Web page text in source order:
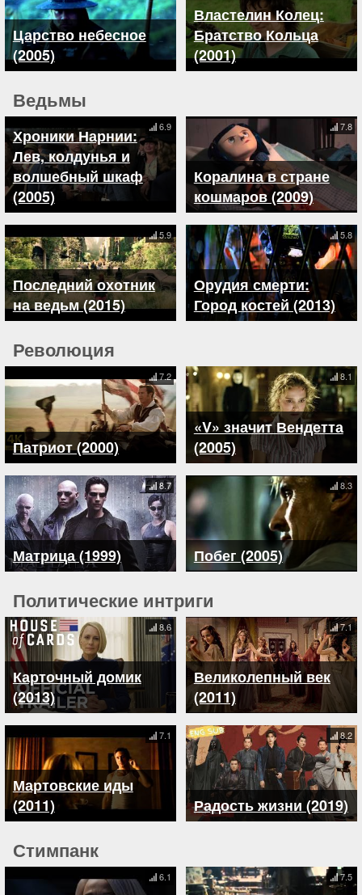
Царство небесное
(2005)
Властелин Колец:
Братство Кольца
(2001)
Ведьмы
Хроники Нарнии:
Лев, колдунья и
волшебный шкаф
(2005)
6.9
Коралина в стране
кошмаров (2009)
7.8
Последний охотник
на ведьм (2015)
5.9
Орудия смерти:
Город костей (2013)
5.8
Революция
Патриот (2000)
7.2
«V» значит Вендетта
(2005)
8.1
Матрица (1999)
8.7
Побег (2005)
8.3
Политические интриги
Карточный домик
(2013)
8.6
Великолепный век
(2011)
7.1
Мартовские иды
(2011)
7.1
Радость жизни (2019)
8.2
Стимпанк
6.1 7.5